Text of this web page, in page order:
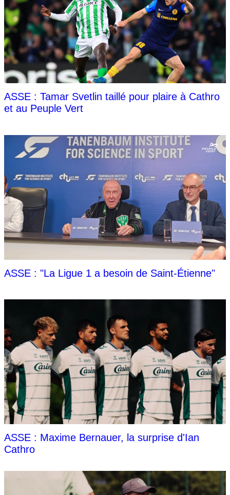
ASSE : Tamar Svetlin taillé pour plaire à Cathro
et au Peuple Vert
ASSE : "La Ligue 1 a besoin de Saint-Étienne"
ASSE : Maxime Bernauer, la surprise d'Ian
Cathro